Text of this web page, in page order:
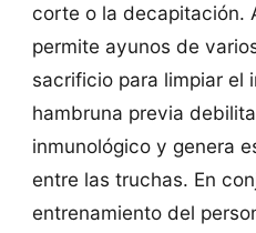
corte o la decapitación.
permite ayunos de
sacrificio para limpiar el
hambruna previa
inmunológico y genera
entre las truchas. En
entrenamiento del